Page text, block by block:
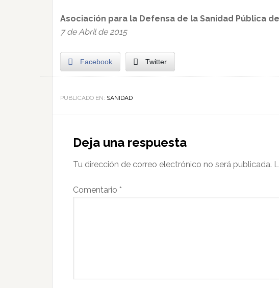
Asociación para la Defensa de la Sanidad Pública
7 de Abril de 2015
Facebook Twitter
PUBLICADO EN: SANIDAD
Deja una respuesta
Tu dirección de correo electrónico no será publicada.
Comentario *